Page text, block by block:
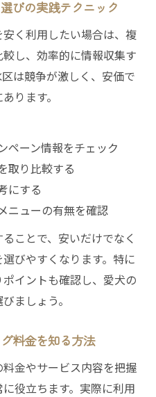
びの実践テクニック
く利用したい場合は、複
し、効率的に情報収集す
は競争が激しく、安価で
ります。
ペーン情報をチェック
取り比較する
にする
ニューの有無を確認
ことで、安いだけでなく
びやすくなります。特に
イントも確認し、愛犬の
ましょう。
料金を知る方法
金やサービス内容を把握
役立ちます。実際に利用